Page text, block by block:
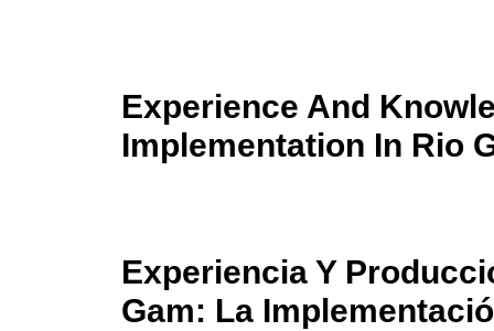
Experience And
Implementation In Rio
Experiencia Y
Gam: La